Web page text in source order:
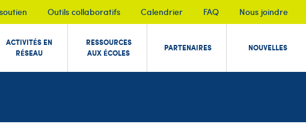
Outils collaboratifs Calendrier FAQ Nous joindre
ACTIVITÉS EN
RÉSEAU
RESSOURCES
AUX ÉCOLES
PARTENAIRES NOUVELLES